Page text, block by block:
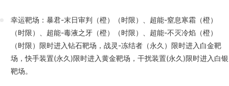
幸运靶场：暴君-末日审判（橙）（时限）、超能-窒息寒霜（橙）
（时限）、超能-毒液之牙（橙）（时限）、超能-不灭冷焰（橙）
（时限）限时进入钻石靶场，战灵-冻结者（永久）限时进入白金靶
场，快手装置(永久)限时进入黄金靶场，干扰装置(永久)限时进入白银
靶场。